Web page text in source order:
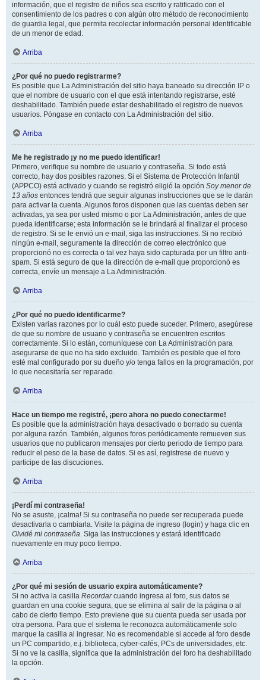
información, que el registro de niños sea escrito y ratificado con el
consentimiento de los padres o con algún otro método de reconocimiento
de guardia legal, que permita recolectar información personal identificable
de un menor de edad.
Arriba
¿Por qué no puedo registrarme?
Es posible que La Administración del sitio haya baneado su dirección IP o
que el nombre de usuario con el que está intentando registrarse, esté
deshabilitado. También puede estar deshabilitado el registro de nuevos
usuarios. Póngase en contacto con La Administración del sitio.
Arriba
Me he registrado ¡y no me puedo identificar!
Primero, verifique su nombre de usuario y contraseña. Si todo está
correcto, hay dos posibles razones. Si el Sistema de Protección Infantil
(APPCO) está activado y cuando se registró eligió la opción Soy menor de
13 años entonces tendrá que seguir algunas instrucciones que se le darán
para activar la cuenta. Algunos foros disponen que las cuentas deben ser
activadas, ya sea por usted mismo o por La Administración, antes de que
pueda identificarse; esta información se le brindará al finalizar el proceso
de registro. Si se le envió un e-mail, siga las instrucciones. Si no recibió
ningún e-mail, seguramente la dirección de correo electrónico que
proporcionó no es correcta o tal vez haya sido capturada por un filtro anti-
spam. Si está seguro de que la dirección de e-mail que proporcionó es
correcta, envíe un mensaje a La Administración.
Arriba
¿Por qué no puedo identificarme?
Existen varias razones por lo cuál esto puede suceder. Primero, asegúrese
de que su nombre de usuario y contraseña se encuentren escritos
correctamente. Si lo están, comuníquese con La Administración para
asegurarse de que no ha sido excluido. También es posible que el foro
esté mal configurado por su dueño y/o tenga fallos en la programación, por
lo que necesitaría ser reparado.
Arriba
Hace un tiempo me registré, ¡pero ahora no puedo conectarme!
Es posible que la administración haya desactivado o borrado su cuenta
por alguna razón. También, algunos foros periódicamente remueven sus
usuarios que no publicaron mensajes por cierto periodo de tiempo para
reducir el peso de la base de datos. Si es así, registrese de nuevo y
participe de las discuciones.
Arriba
¡Perdí mi contraseña!
No se asuste, ¡calma! Si su contraseña no puede ser recuperada puede
desactivarla o cambiarla. Visite la página de ingreso (login) y haga clic en
Olvidé mi contraseña. Siga las instrucciones y estará identificado
nuevamente en muy poco tiempo.
Arriba
¿Por qué mi sesión de usuario expira automáticamente?
Si no activa la casilla Recordarcuando ingresa al foro, sus datos se
guardan en una cookie segura, que se elimina al salir de la página o al
cabo de cierto tiempo. Esto previene que su cuenta pueda ser usada por
otra persona. Para que el sistema le reconozca automáticamente solo
marque la casilla al ingresar. No es recomendable si accede al foro desde
un PC compartido, e.j. biblioteca, cyber-cafés, PCs de universidades, etc.
Si no ve la casilla, significa que la administración del foro ha deshabilitado
la opción.